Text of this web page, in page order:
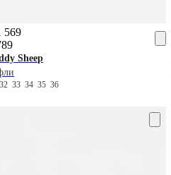
569
Sheep
3233343536